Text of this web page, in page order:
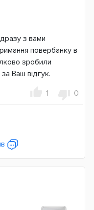
з вами
повербанку в
зробили
Ваш відгук.
1 0